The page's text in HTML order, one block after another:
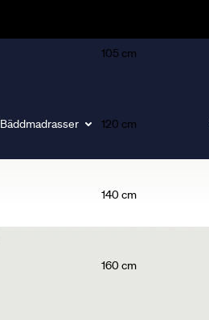
Bäddmadrasser
105 cm
120 cm
140 cm
160 cm